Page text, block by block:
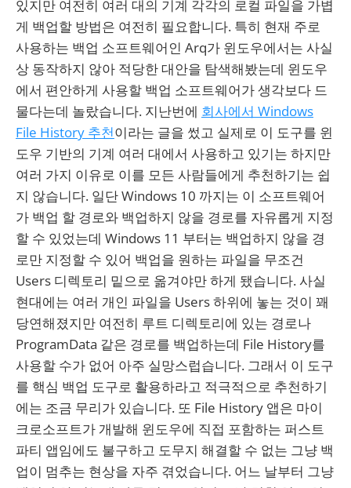
있지만 여전히 여러 대의 기계 각각의 로컬 파일을 가볍
게 백업할 방법은 여전히 필요합니다. 특히 현재 주로
사용하는 백업 소프트웨어인 Arq가 윈도우에서는 사실
상 동작하지 않아 적당한 대안을 탐색해봤는데 윈도우
에서 편안하게 사용할 백업 소프트웨어가 생각보다 드
물다는데 놀랐습니다. 지난번에 회사에서 Windows
File History 추천이라는 글을 썼고 실제로 이 도구를 윈
도우 기반의 기계 여러 대에서 사용하고 있기는 하지만
여러 가지 이유로 이를 모든 사람들에게 추천하기는 쉽
지 않습니다. 일단 Windows 10 까지는 이 소프트웨어
가 백업 할 경로와 백업하지 않을 경로를 자유롭게 지정
할 수 있었는데 Windows 11 부터는 백업하지 않을 경
로만 지정할 수 있어 백업을 원하는 파일을 무조건
Users 디렉토리 밑으로 옮겨야만 하게 됐습니다. 사실
현대에는 여러 개인 파일을 Users 하위에 놓는 것이 꽤
당연해졌지만 여전히 루트 디렉토리에 있는 경로나
ProgramData 같은 경로를 백업하는데 File History를
사용할 수가 없어 아주 실망스럽습니다. 그래서 이 도구
를 핵심 백업 도구로 활용하라고 적극적으로 추천하기
에는 조금 무리가 있습니다. 또 File History 앱은 마이
크로소프트가 개발해 윈도우에 직접 포함하는 퍼스트
파티 앱임에도 불구하고 도무지 해결할 수 없는 그냥 백
업이 멈추는 현상을 자주 겪었습니다. 어느 날부터 그냥